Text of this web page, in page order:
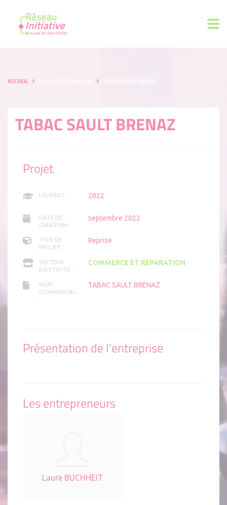
ACCUEIL
TABAC SAULT BRENAZ
Projet
LAURÉAT : 2022
DATE DE
CRÉATION :
septembre 2022
TYPE DE
PROJET :
Reprise
SECTEUR
D'ACTIVITÉ :
COMMERCE ET RÉPARATION
NOM
COMMERCIAL
:
TABAC SAULT BRENAZ
Présentation de l'entreprise
Les entrepreneurs
Laure BUCHHEIT